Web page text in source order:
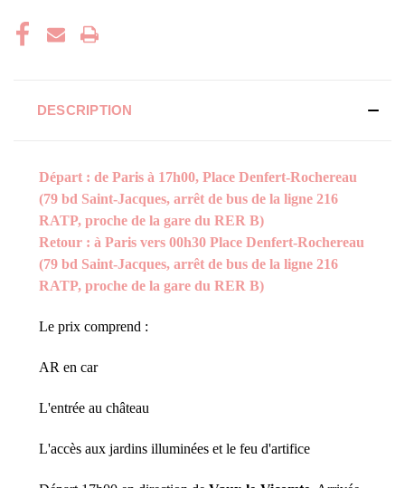
DESCRIPTION
Départ : de Paris à 17h00, Place Denfert-Rochereau
(79 bd Saint-Jacques, arrêt de bus de la ligne 216
RATP, proche de la gare du RER B)
Retour : à Paris vers 00h30 Place Denfert-Rochereau
(79 bd Saint-Jacques, arrêt de bus de la ligne 216
RATP, proche de la gare du RER B)
Le prix comprend :
AR en car
L'entrée au château
L'accès aux jardins illuminées et le feu d'artifice